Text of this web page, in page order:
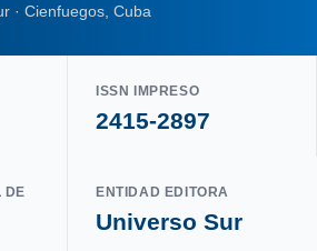
· Cienfuegos, Cuba
ISSN IMPRESO
2415-2897
DE
ENTIDAD EDITORA
Universo Sur